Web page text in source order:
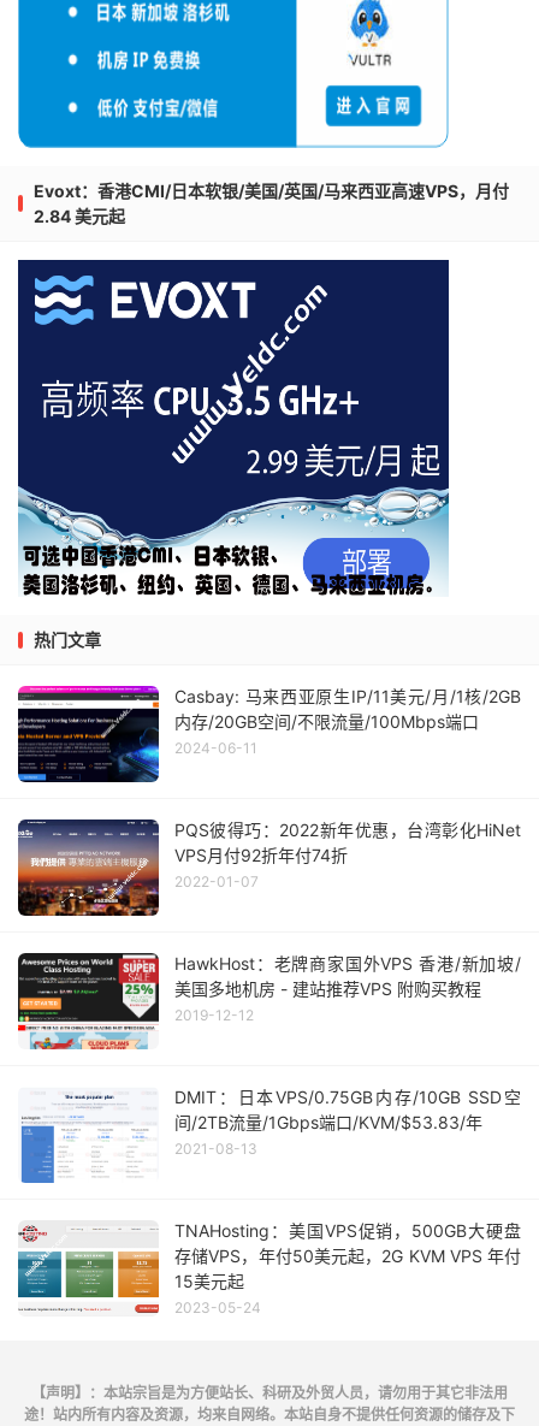
Evoxt：香港CMI/日本软银/美国/英国/马来西亚高速VPS，月付
2.84 美元起
热门文章
Casbay: 马来西亚原生IP/11美元/月/1核/2GB
内存/20GB空间/不限流量/100Mbps端口
2024-06-11
PQS彼得巧：2022新年优惠，台湾彰化HiNet
VPS月付92折年付74折
2022-01-07
HawkHost：老牌商家国外VPS 香港/新加坡/
美国多地机房 - 建站推荐VPS 附购买教程
2019-12-12
DMIT：日本VPS/0.75GB内存/10GB SSD空
间/2TB流量/1Gbps端口/KVM/$53.83/年
2021-08-13
TNAHosting：美国VPS促销，500GB大硬盘
存储VPS，年付50美元起，2G KVM VPS 年付
15美元起
2023-05-24
【声明】：本站宗旨是为方便站长、科研及外贸人员，请勿用于其它非法用
途！站内所有内容及资源，均来自网络。本站自身不提供任何资源的储存及下